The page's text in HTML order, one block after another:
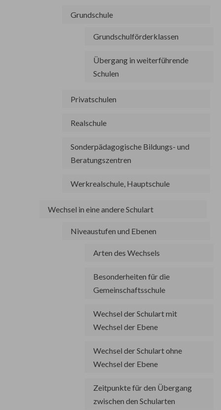
Grundschule
Grundschulförderklassen
Übergang in weiterführende
Schulen
Privatschulen
Realschule
Sonderpädagogische Bildungs- und
Beratungszentren
Werkrealschule, Hauptschule
Wechsel in eine andere Schulart
Niveaustufen und Ebenen
Arten des Wechsels
Besonderheiten für die
Gemeinschaftsschule
Wechsel der Schulart mit
Wechsel der Ebene
Wechsel der Schulart ohne
Wechsel der Ebene
Zeitpunkte für den Übergang
zwischen den Schularten